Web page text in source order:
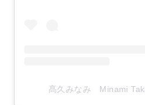
髙久みなみ Minami